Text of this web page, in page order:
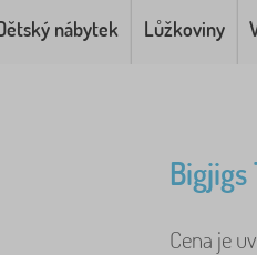
nábytek Lůžkoviny
Cena je